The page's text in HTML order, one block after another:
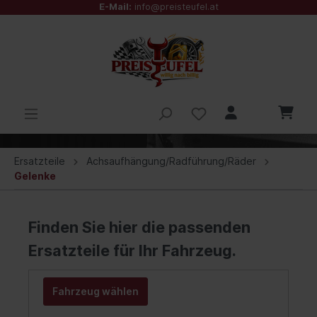
E-Mail: info@preisteufel.at
Ersatzteile
Achsaufhängung/Radführung/Räder
Gelenke
Finden Sie hier die passenden
Ersatzteile für Ihr Fahrzeug.
Fahrzeug wählen